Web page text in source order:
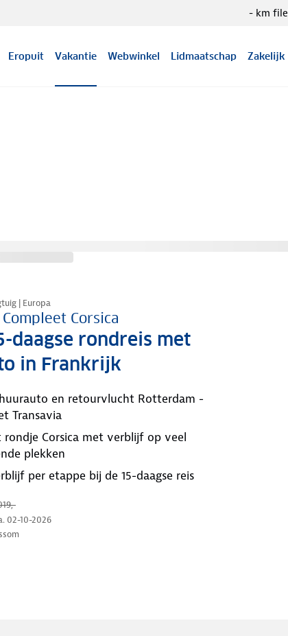
Eropuit Vakantie Webwinkel Lidmaatschap Zakelijk
- km file
| Europa
Corsica
daagse rondreis met
in Frankrijk
en retourvlucht Rotterdam -
Transavia
rondje Corsica met verblijf op veel
plekken
per etappe bij de 15-daagse reis
02-10-2026